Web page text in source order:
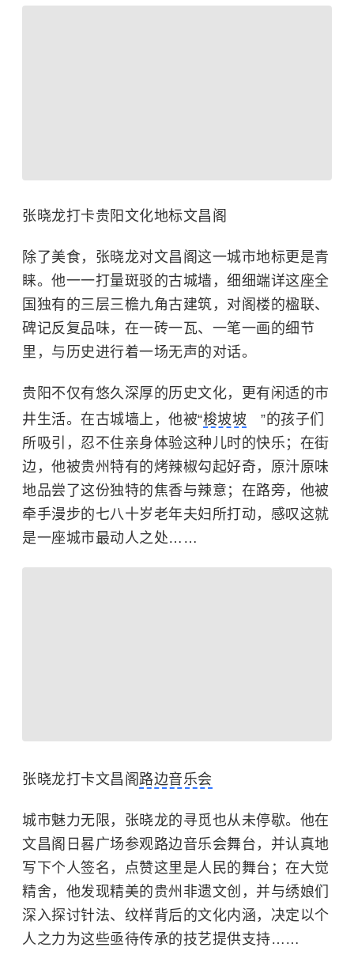
张晓龙打卡贵阳文化地标文昌阁
除了美食，张晓龙对文昌阁这一城市地标更是青
睐。他一一打量斑驳的古城墙，细细端详这座全
国独有的三层三檐九角古建筑，对阁楼的楹联、
碑记反复品味，在一砖一瓦、一笔一画的细节
里，与历史进行着一场无声的对话。
贵阳不仅有悠久深厚的历史文化，更有闲适的市
井生活。在古城墙上，他被“梭坡坡
”的孩子们
所吸引，忍不住亲身体验这种儿时的快乐；在街
边，他被贵州特有的烤辣椒勾起好奇，原汁原味
地品尝了这份独特的焦香与辣意；在路旁，他被
牵手漫步的七八十岁老年夫妇所打动，感叹这就
是一座城市最动人之处……
张晓龙打卡文昌阁路边音乐会
城市魅力无限，张晓龙的寻觅也从未停歇。他在
文昌阁日晷广场参观路边音乐会舞台，并认真地
写下个人签名，点赞这里是人民的舞台；在大觉
精舍，他发现精美的贵州非遗文创，并与绣娘们
深入探讨针法、纹样背后的文化内涵，决定以个
人之力为这些亟待传承的技艺提供支持……